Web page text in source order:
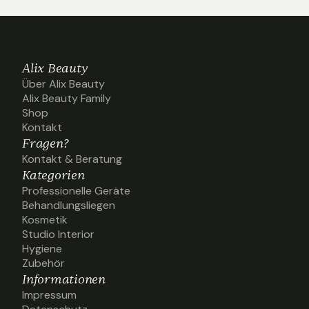
Alix Beauty
Über Alix Beauty
Über Alix Beauty
Alix Beauty Family
Alix Beauty Family
Shop
Shop
Kontakt
Kontakt
Fragen?
Kontakt & Beratung
Kontakt & Beratung
Kategorien
Professionelle Geräte
Professionelle Geräte
Behandlungsliegen
Behandlungsliegen
Kosmetik
Kosmetik
Studio Interior
Studio Interior
Hygiene
Hygiene
Zubehör
Zubehör
Informationen
Impressum